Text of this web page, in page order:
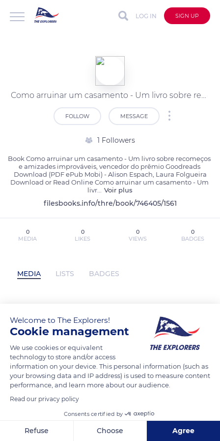
LOG IN SIGN UP
Como arruinar um casamento - Um livro sobre recomeços e amizades improváveis, vencedor do prêmio Goodreads by Alison Espach, Laura Folgueira on Ipad
FOLLOW MESSAGE
1 Followers
Book Como arruinar um casamento - Um livro sobre recomeços
e amizades improváveis, vencedor do prêmio Goodreads
Download (PDF ePub Mobi) - Alison Espach, Laura Folgueira
Download or Read Online Como arruinar um casamento - Um
livr
Voir plus
filesbooks.info/thre/book/746405/1561
0
MEDIA
0
LIKES
0
VIEWS
0
BADGES
MEDIA LISTS BADGES
Como arruinar um casamento - Um livro
sobre recomeços e amizades
improváveis, vencedor do prêmio
Goodreads by Alison Espach, Laura
Folgueira on Ipad has not posted any
content yet
Welcome to The Explorers!
Cookie management
We use cookies or equivalent
technology to store and/or access
information on your device. This personal information (such as
your browsing data and IP address) is used to measure content
performance, and learn more about our audience.
Read our privacy policy
Consents certified by
Refuse Choose Agree